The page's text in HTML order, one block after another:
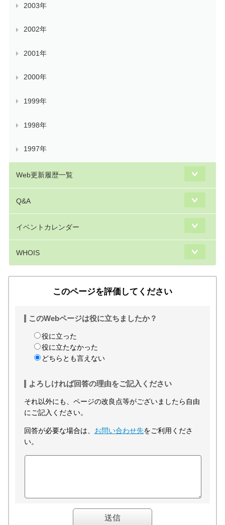
2003年
2002年
2001年
2000年
1999年
1998年
1997年
Web更新履歴一覧
Q&A
イベントカレンダー
WHOIS
このページを評価してください
このWebページは役に立ちましたか？
役に立った
役に立たなかった
どちらとも言えない
よろしければ回答の理由をご記入ください
それ以外にも、ページの改良点等がございましたら自由
にご記入ください。
回答が必要な場合は、 お問い合わせ先をご利用くださ
い。